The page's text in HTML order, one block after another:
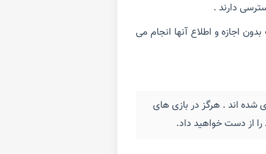
دارند .
اجازه و اطلاع آنها انجام می
شده اند . هرگز در بازی های
را از دست خواهید داد.